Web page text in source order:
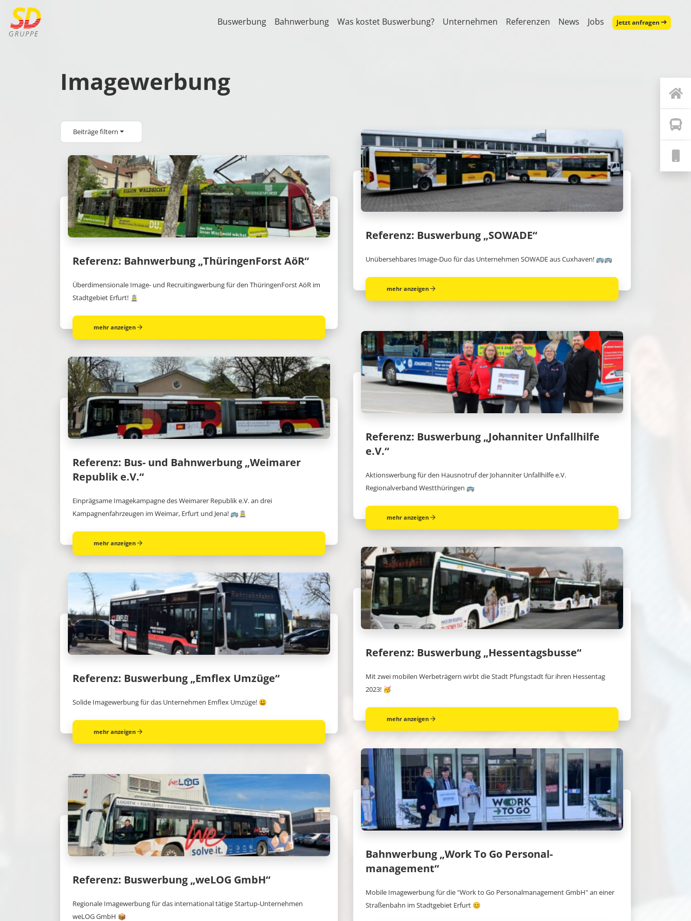
Buswerbung Bahnwerbung Was kostet Buswerbung? Unternehmen Referenzen News Jobs Jetzt anfragen
Imagewerbung
Beiträge filtern
Referenz: Bahnwerbung „ThüringenForst AöR“
Überdimensionale Image- und Recruitingwerbung für den ThüringenForst AöR im
Stadtgebiet Erfurt! 🚊
mehr anzeigen
Referenz: Buswerbung „SOWADE“
Unübersehbares Image-Duo für das Unternehmen SOWADE aus Cuxhaven! 🚌🚌
mehr anzeigen
Referenz: Bus- und Bahnwerbung „Weimarer
Republik e.V.“
Einprägsame Imagekampagne des Weimarer Republik e.V. an drei
Kampagnenfahrzeugen im Weimar, Erfurt und Jena! 🚌🚊
mehr anzeigen
Referenz: Buswerbung „Johanniter Unfallhilfe
e.V.“
Aktionswerbung für den Hausnotruf der Johanniter Unfallhilfe e.V.
Regionalverband Westthüringen 🚌
mehr anzeigen
Referenz: Buswerbung „Emflex Umzüge“
Solide Imagewerbung für das Unternehmen Emflex Umzüge! 😃
mehr anzeigen
Referenz: Buswerbung „Hessentagsbusse“
Mit zwei mobilen Werbeträgern wirbt die Stadt Pfungstadt für ihren Hessentag
2023! 🥳
mehr anzeigen
Referenz: Buswerbung „weLOG GmbH“
Regionale Imagewerbung für das international tätige Startup-Unternehmen
weLOG GmbH 📦
Bahnwerbung „Work To Go Personal-
management“
Mobile Imagewerbung für die "Work to Go Personalmanagement GmbH" an einer
Straßenbahn im Stadtgebiet Erfurt 😊